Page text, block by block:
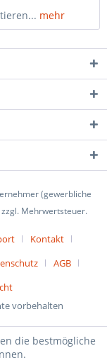
mehr
(gewerbliche
Mehrwertsteuer.
Kontakt
AGB
vorbehalten
die bestmögliche